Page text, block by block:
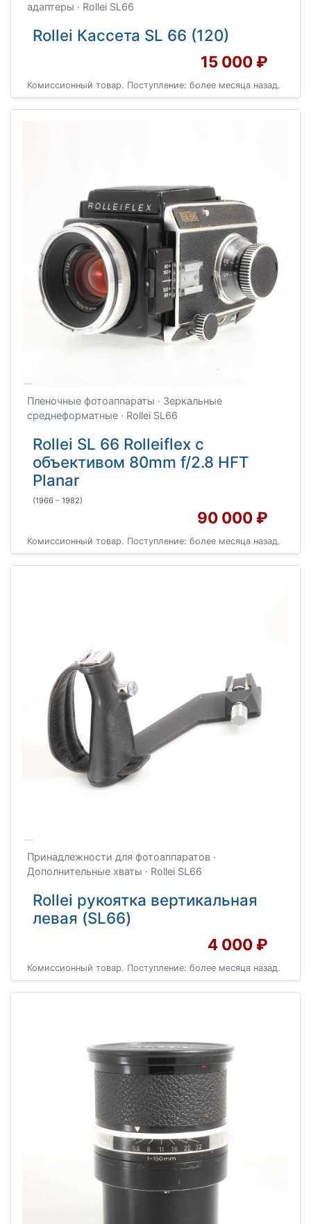
адаптеры · Rollei SL66
Rollei Кассета SL 66 (120)
15 000 ₽
Комиссионный товар. Поступление: более месяца назад.
Пленочные фотоаппараты · Зеркальные
среднеформатные · Rollei SL66
Rollei SL 66 Rolleiflex с
объективом 80mm f/2.8 HFT
Planar
(1966 – 1982)
90 000 ₽
Комиссионный товар. Поступление: более месяца назад.
Принадлежности для фотоаппаратов ·
Дополнительные хваты · Rollei SL66
Rollei рукоятка вертикальная
левая (SL66)
4 000 ₽
Комиссионный товар. Поступление: более месяца назад.